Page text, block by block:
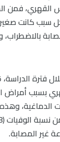
القهري، فمن
سبب كانت
بسبب أمراض
الدماغية،
غير المصابة.